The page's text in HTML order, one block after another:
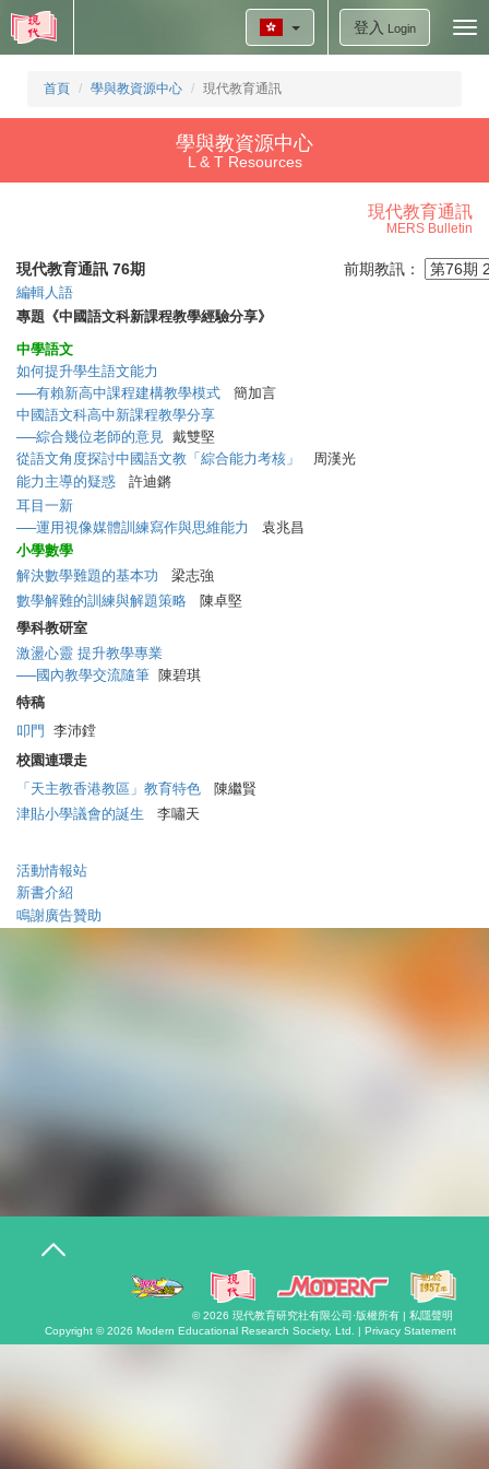
登入 Login
首頁 學與教資源中心 現代教育通訊
學與教資源中心
L & T Resources
現代教育通訊
MERS Bulletin
現代教育通訊 76期 前期教訊：
編輯人語
專題《中國語文科新課程教學經驗分享》
中學語文
如何提升學生語文能力
──有賴新高中課程建構教學模式 簡加言
中國語文科高中新課程教學分享
──綜合幾位老師的意見 戴雙堅
從語文角度探討中國語文教「綜合能力考核」
周漢光
能力主導的疑惑 許迪鏘
耳目一新
──運用視像媒體訓練寫作與思維能力
袁兆昌
小學數學
解決數學難題的基本功 梁志強
數學解難的訓練與解題策略 陳卓堅
學科教研室
激盪心靈 提升教學專業
──國內教學交流隨筆 陳碧琪
特稿
叩門
李沛鏜
校園連環走
「天主教香港教區」教育特色 陳繼賢
津貼小學議會的誕生 李嘯天
活動情報站
新書介紹
鳴謝廣告贊助
T
n
© 2026 現代教育研究社有限公司 ·版權所有 | 私隱聲明
Copyright © 2026 Modern Educational Research Society, Ltd. | Privacy Statement